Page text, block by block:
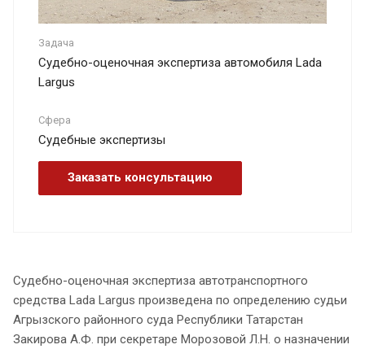
Задача
Судебно-оценочная экспертиза автомобиля Lada
Largus
Сфера
Судебные экспертизы
Заказать консультацию
Судебно-оценочная экспертиза автотранспортного
средства Lada Largus произведена по определению судьи
Агрызского районного суда Республики Татарстан
Закирова А.Ф. при секретаре Морозовой Л.Н. о назначении